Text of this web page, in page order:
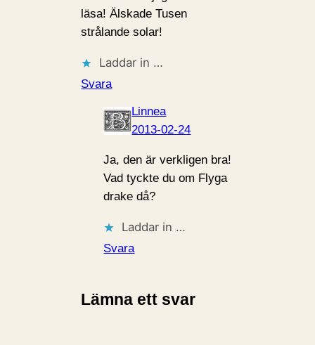
läsa! Älskade Tusen
strålande solar!
Laddar in …
Svara
Linnea
2013-02-24
Ja, den är verkligen bra!
Vad tyckte du om Flyga
drake då?
Laddar in …
Svara
Lämna ett svar